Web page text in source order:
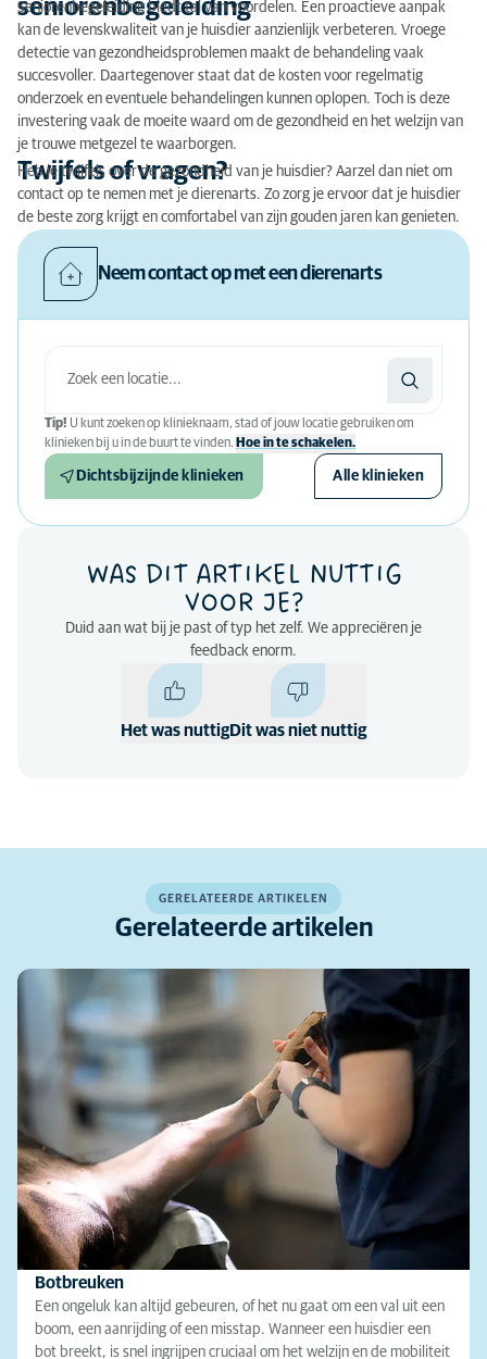
seniorenbegeleiding
Seniorenbegeleiding biedt tal van voordelen. Een proactieve aanpak
kan de levenskwaliteit van je huisdier aanzienlijk verbeteren. Vroege
detectie van gezondheidsproblemen maakt de behandeling vaak
succesvoller. Daartegenover staat dat de kosten voor regelmatig
onderzoek en eventuele behandelingen kunnen oplopen. Toch is deze
investering vaak de moeite waard om de gezondheid en het welzijn van
je trouwe metgezel te waarborgen.
Twijfels of vragen?
Heb je twijfels over de gezondheid van je huisdier? Aarzel dan niet om
contact op te nemen met je dierenarts. Zo zorg je ervoor dat je huisdier
de beste zorg krijgt en comfortabel van zijn gouden jaren kan genieten.
Neem contact op met een dierenarts
Tip! U kunt zoeken op klinieknaam, stad of jouw locatie gebruiken om
klinieken bij u in de buurt te vinden. Hoe in te schakelen.
Dichtsbijzijnde klinieken Alle klinieken
WAS DIT ARTIKEL NUTTIG
VOOR JE?
Duid aan wat bij je past of typ het zelf. We appreciëren je
feedback enorm.
Het was nuttigDit was niet nuttig
GERELATEERDE ARTIKELEN
Gerelateerde artikelen
Botbreuken
Een ongeluk kan altijd gebeuren, of het nu gaat om een val uit een
boom, een aanrijding of een misstap. Wanneer een huisdier een
bot breekt, is snel ingrijpen cruciaal om het welzijn en de mobiliteit